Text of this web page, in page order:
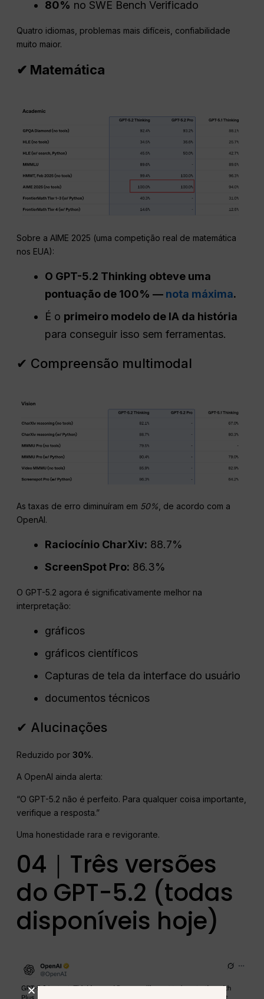
80% no SWE Bench Verificado
Quatro idiomas, problemas mais difíceis, confiabilidade
muito maior.
✔ Matemática
Sobre a AIME 2025 (uma competição real de matemática
nos EUA):
O GPT-5.2 Thinking obteve uma
pontuação de 100% — nota máxima.
É o primeiro modelo de IA da história
para conseguir isso sem ferramentas.
✔ Compreensão multimodal
As taxas de erro diminuíram em 50% , de acordo com a
OpenAI.
Raciocínio CharXiv: 88.7%
ScreenSpot Pro: 86.3%
O GPT-5.2 agora é significativamente melhor na
interpretação:
gráficos
gráficos científicos
Capturas de tela da interface do usuário
documentos técnicos
✔ Alucinações
Reduzido por30%.
A OpenAI ainda alerta:
“O GPT-5.2 não é perfeito. Para qualquer coisa importante,
verifique a resposta.”
Uma honestidade rara e revigorante.
04｜Três versões
do GPT-5.2 (todas
disponíveis hoje)